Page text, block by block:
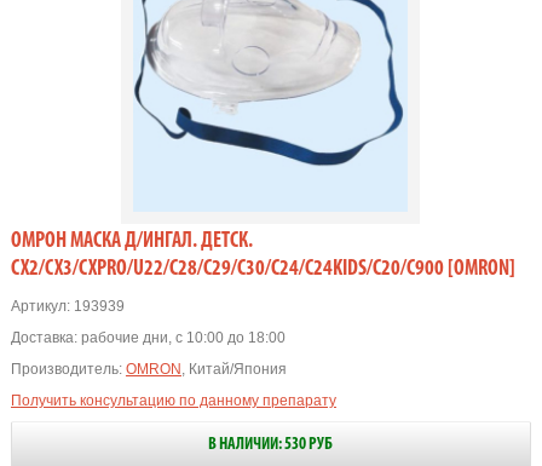
ОМРОН МАСКА Д/ИНГАЛ. ДЕТСК.
CX2/CX3/CXPRO/U22/C28/C29/C30/C24/C24KIDS/C20/C900 [OMRON]
Артикул:193939
Доставка: рабочие дни, с 10:00 до 18:00
Производитель: OMRON , Китай/Япония
Получить консультацию по данному препарату
В НАЛИЧИИ: 530 РУБ